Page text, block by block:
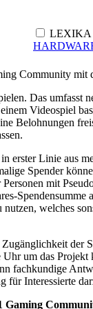
LEXIKA
Community mit
Das umfasst
Videospiel
Belohnungen
erster Linie aus
Spender
mit
welches
der
um das
fachkundige
Interessierte
Gaming